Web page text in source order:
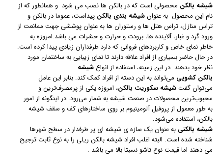
شیشه بالکن محصولی است که در بالکن ها نصب می شود و همانطور که از
نام این محصول به عنوانشیشه بندی بالکن پیداست، عموما در بالکن و
تراس منازل، تراس هتل ها و رستوران ها به عنوان پوششی جهت ممانعت از
ورود گرد و غبار، آلاینده ها، برودت و حرارت و حشرات می باشد.امروزه به
خاطر نمای خاص و کاربردهای فروانی که دارد طرفداران زیادی پیدا کرده است.
در حال حاضر بسیاری از افراد علاقه دارند تا نمای زیبایی به ساختمان مورد
نظر خود بدهند. در این زمینه، استفاده از انواع شیشه‌
بالکن کشویی می‌تواند به این دسته از افراد کمک کند. بنابر این عامل
می‌توان گفتشیشه سکوریت بالکن، امروزه یکی از پرمصرف‌ترین و
محبوب‌ترین محصولات در صنعت شیشه به شمار می‌رود. در اینگونه از امور
به طور معمول از پروفیل آلومینیوم بر روی ساختارهای کف و سقف شیشه
بالکن، استفاده می‌شود.
شیشه بالکنی به عنوان یک سازه ی شیشه ای پر طرفدار در سطح شهرها
شناخته شده است. البته اغلب افراد شیشه بالکن ریلی را به نوع ثابت ترجیح
می دهند اما قیمت نوع تاشو نسبتا بالا می باشد .